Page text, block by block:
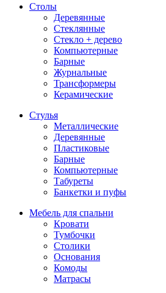
Столы
Деревянные
Стеклянные
Стекло + дерево
Компьютерные
Барные
Журнальные
Трансформеры
Керамические
Стулья
Металлические
Деревянные
Пластиковые
Барные
Компьютерные
Табуреты
Банкетки и пуфы
Мебель для спальни
Кровати
Тумбочки
Столики
Основания
Комоды
Матрасы